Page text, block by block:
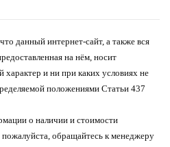
данный интернет-сайт, а также вся
на нём, носит
и ни при каких условиях не
положениями Статьи 437
о наличии и стоимости
пожалуйста, обращайтесь к менеджеру